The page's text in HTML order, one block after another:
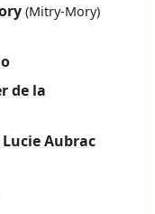
(Mitry-Mory)
de la
Aubrac